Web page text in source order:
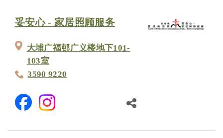
妥安心 - 家居照顾服务
大埔广福邨广义楼地下101-
103室
3590 9220